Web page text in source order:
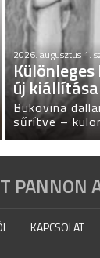
2026. augusztus 1.
új
Bukovina
sűrítve –
PANNON
KAPCSOLAT